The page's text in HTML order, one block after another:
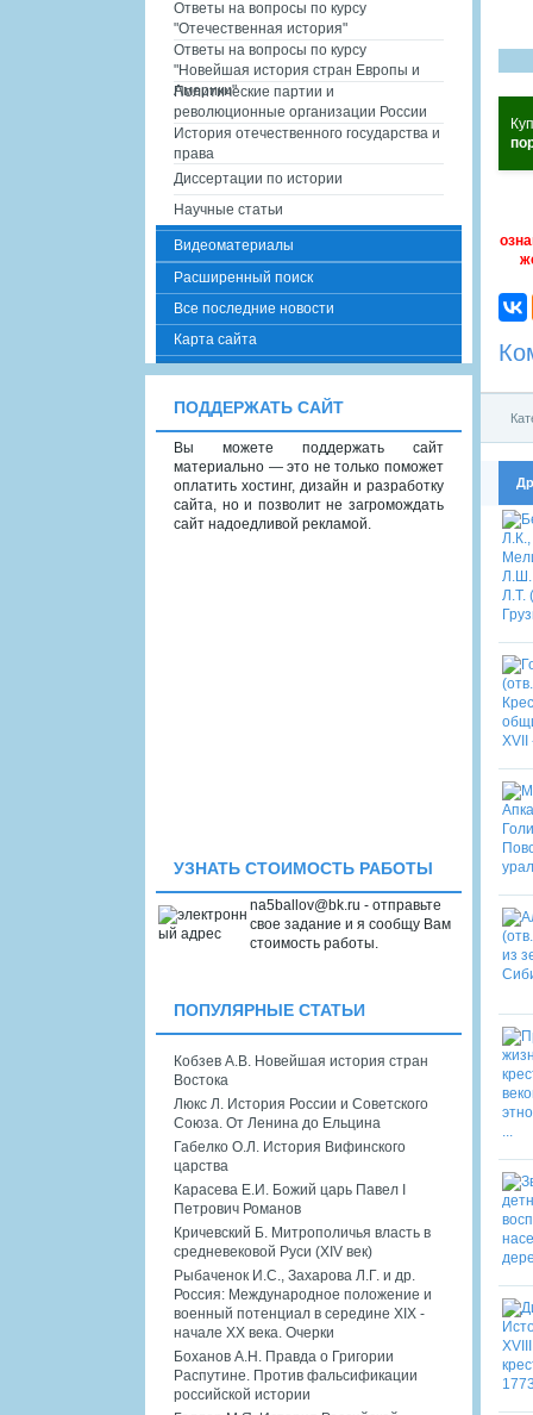
Ответы на вопросы по курсу
"Отечественная история"
Ответы на вопросы по курсу
"Новейшая история стран Европы и
Америки"
Политические партии и
революционные организации России
История отечественного государства и
права
Диссертации по истории
Научные статьи
Видеоматериалы
Расширенный поиск
Все последние новости
Карта сайта
ПОДДЕРЖАТЬ САЙТ
Вы можете поддержать сайт
материально — это не только поможет
оплатить хостинг, дизайн и разработку
сайта, но и позволит не загромождать
сайт надоедливой рекламой.
УЗНАТЬ СТОИМОСТЬ РАБОТЫ
na5ballov@bk.ru - отправьте
свое задание и я сообщу Вам
стоимость работы.
ПОПУЛЯРНЫЕ СТАТЬИ
Кобзев А.В. Новейшая история стран
Востока
Люкс Л. История России и Советского
Союза. От Ленина до Ельцина
Габелко О.Л. История Вифинского
царства
Карасева Е.И. Божий царь Павел I
Петрович Романов
Кричевский Б. Митрополичья власть в
средневековой Руси (XIV век)
Рыбаченок И.С., Захарова Л.Г. и др.
Россия: Международное положение и
военный потенциал в середине XIX -
начале XX века. Очерки
Боханов А.Н. Правда о Григории
Распутине. Против фальсификации
российской истории